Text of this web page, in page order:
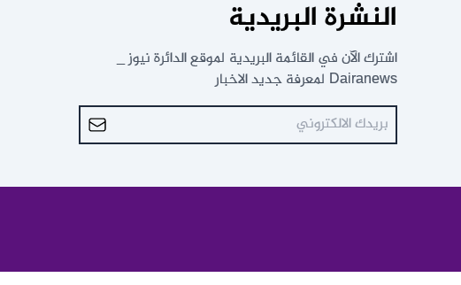
النشرة البريدية
اشترك الآن في القائمة البريدية لموقع الدائرة نيوز _
Dairanews لمعرفة جديد الاخبار